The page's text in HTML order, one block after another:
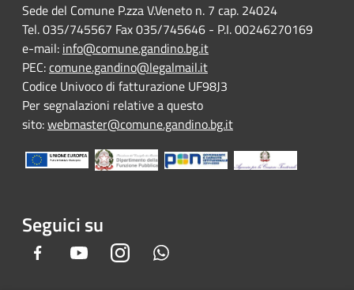
Sede del Comune P.zza V.Veneto n. 7 cap. 24024
Tel. 035/745567 Fax 035/745646 - P.I. 00246270169
e-mail: info@comune.gandino.bg.it
PEC:comune.gandino@legalmail.it
Codice Univoco di fatturazione UF98J3
Per segnalazioni relative a questo
sito:webmaster@comune.gandino.bg.it
Seguici su
Facebook YoutubeInstagram